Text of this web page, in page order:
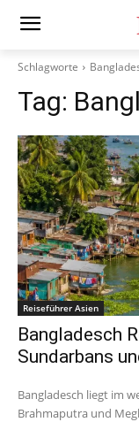
Schlagworte
Tag:
Reiseführer Asien
Bangladesch
Sundarbans
Bangladesch liegt im
Brahmaputra und